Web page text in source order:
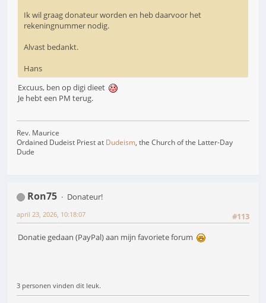
Ik wil graag donateur worden en heb daarvoor het
rekeningnummer nodig.
Alvast bedankt.
Hans
Excuus, ben op digi dieet
Je hebt een PM terug.
Rev. Maurice
Ordained Dudeist Priest at Dudeism, the Church of the Latter-Day
Dude
Ron75
Donateur!
#113
april 23, 2026, 10:18:07
Donatie gedaan (PayPal) aan mijn favoriete forum
3 personen vinden dit leuk.